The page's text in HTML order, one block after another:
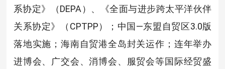
系协定》（DEPA）、《全面与进步跨太平洋伙伴
关系协定》（CPTPP）；中国—东盟自贸区3.0版
落地实施；海南自贸港全岛封关运作；连年举办
进博会、广交会、消博会、服贸会等国际经贸盛